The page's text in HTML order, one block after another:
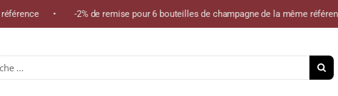
• -2% de remise pour 6 bouteilles de champagne de la même